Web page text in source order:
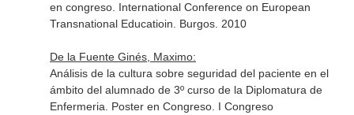
en congreso. International Conference on European
Transnational Educatioin. Burgos. 2010
De la Fuente Ginés, Maximo:
Análisis de la cultura sobre seguridad del paciente en el
ámbito del alumnado de 3º curso de la Diplomatura de
Enfermeria. Poster en Congreso. I Congreso